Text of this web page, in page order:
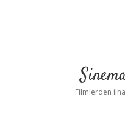
Filmlerden